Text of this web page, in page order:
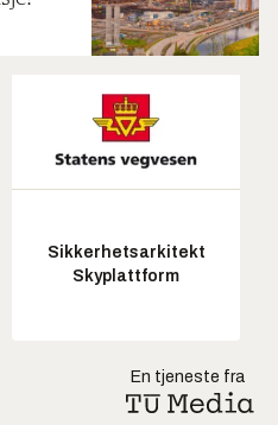
Sikkerhetsarkitekt
Skyplattform
En tjeneste fra